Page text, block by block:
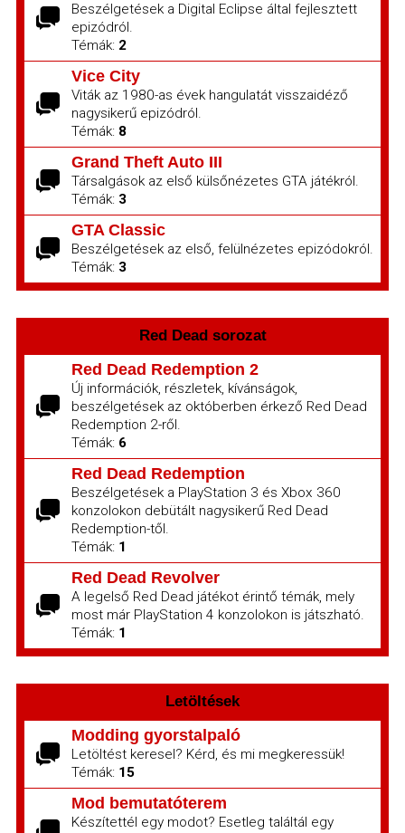
Beszélgetések a Digital Eclipse által fejlesztett
epizódról.
Témák: 2
Vice City
Viták az 1980-as évek hangulatát visszaidéző
nagysikerű epizódról.
Témák: 8
Grand Theft Auto III
Társalgások az első külsőnézetes GTA játékról.
Témák: 3
GTA Classic
Beszélgetések az első, felülnézetes epizódokról.
Témák: 3
Red Dead sorozat
Red Dead Redemption 2
Új információk, részletek, kívánságok,
beszélgetések az októberben érkező Red Dead
Redemption 2-ről.
Témák: 6
Red Dead Redemption
Beszélgetések a PlayStation 3 és Xbox 360
konzolokon debütált nagysikerű Red Dead
Redemption-től.
Témák: 1
Red Dead Revolver
A legelső Red Dead játékot érintő témák, mely
most már PlayStation 4 konzolokon is játszható.
Témák: 1
Letöltések
Modding gyorstalpaló
Letöltést keresel? Kérd, és mi megkeressük!
Témák: 15
Mod bemutatóterem
Készítettél egy modot? Esetleg találtál egy